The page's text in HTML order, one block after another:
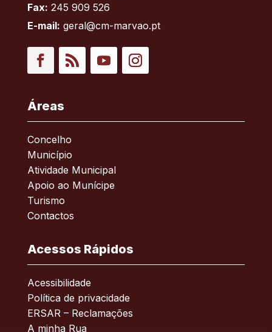
Fax: 245 909 526
E-mail: geral@cm-marvao.pt
Áreas
Concelho
Município
Atividade Municipal
Apoio ao Munícipe
Turismo
Contactos
Acessos Rápidos
Acessibilidade
Política de privacidade
ERSAR – Reclamações
A minha Rua